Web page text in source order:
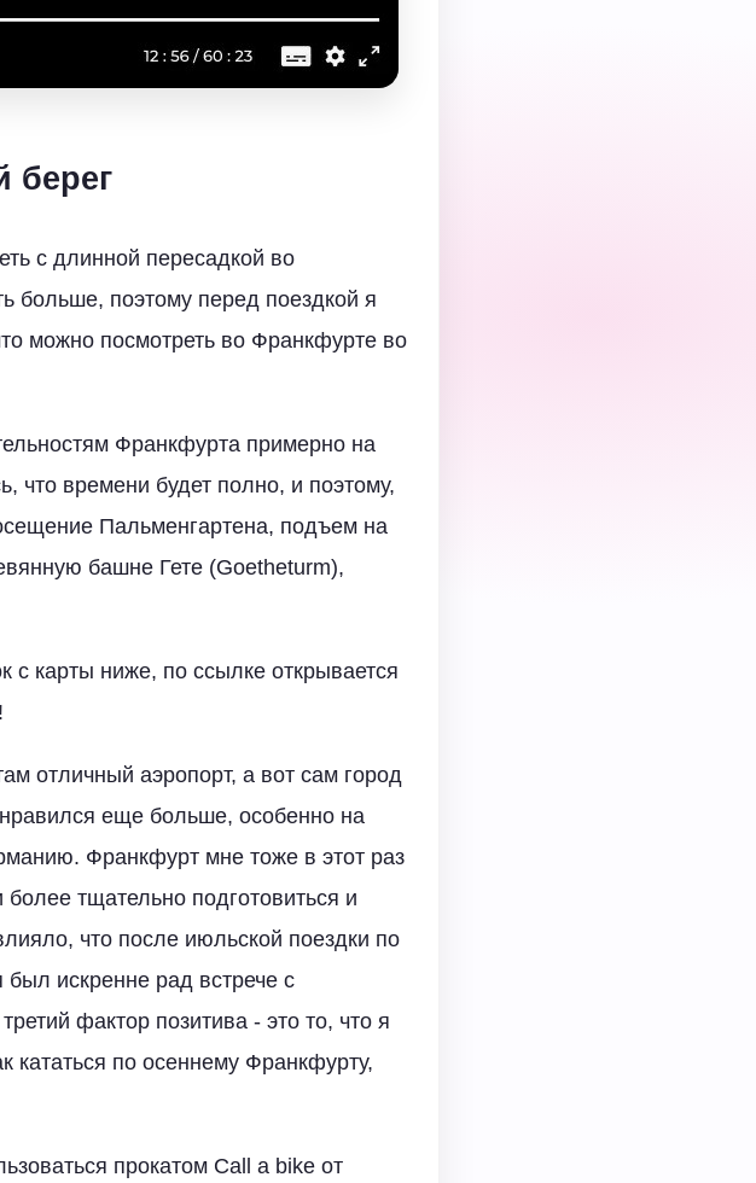
берег
с длинной пересадкой во
больше, поэтому перед поездкой я
можно посмотреть во Франкфурте во
Франкфурта примерно на
что времени будет полно, и поэтому,
Пальменгартена, подъем на
башне Гете (Goetheturm),
с карты ниже, по ссылке открывается
отличный аэропорт, а вот сам город
еще больше, особенно на
Франкфурт мне тоже в этот раз
тщательно подготовиться и
что после июльской поездки по
искренне рад встрече с
фактор позитива - это то, что я
кататься по осеннему Франкфурту,
прокатом Call a bike от